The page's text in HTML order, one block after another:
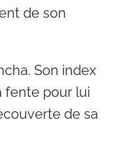
de son
Son index
fente pour lui
de sa